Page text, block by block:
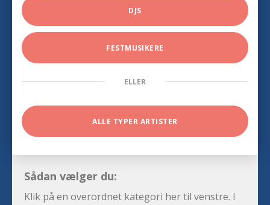
DJS
FESTMUSIKERE
ELLER
ALLE TYPER ARTISTER
Sådan vælger du:
Klik på en overordnet kategori her til venstre. I